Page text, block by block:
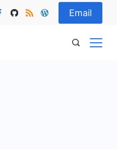
Email